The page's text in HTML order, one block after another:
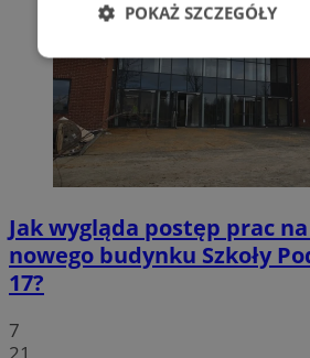
Jak wygląda postęp prac
nowego budynku Szkoły
17?
7
POKAŻ SZCZEGÓŁY
Niezbędne